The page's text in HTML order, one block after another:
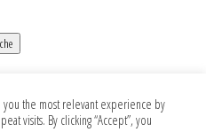
the most relevant experience by
visits. By clicking “Accept”, you